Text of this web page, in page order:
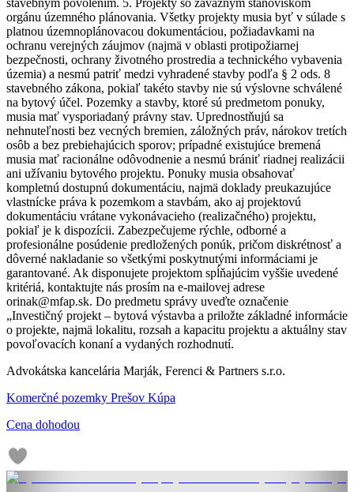
orgánu územného plánovania. Všetky projekty musia byť v súlade s
platnou územnoplánovacou dokumentáciou, požiadavkami na
ochranu verejných záujmov (najmä v oblasti protipožiarnej
bezpečnosti, ochrany životného prostredia a technického vybavenia
územia) a nesmú patriť medzi vyhradené stavby podľa § 2 ods. 8
stavebného zákona, pokiaľ takéto stavby nie sú výslovne schválené
na bytový účel. Pozemky a stavby, ktoré sú predmetom ponuky,
musia mať vysporiadaný právny stav. Uprednostňujú sa
nehnuteľnosti bez vecných bremien, záložných práv, nárokov tretích
osôb a bez prebiehajúcich sporov; prípadné existujúce bremená
musia mať racionálne odôvodnenie a nesmú brániť riadnej realizácii
ani užívaniu bytového projektu. Ponuky musia obsahovať
kompletnú dostupnú dokumentáciu, najmä doklady preukazujúce
vlastnícke práva k pozemkom a stavbám, ako aj projektovú
dokumentáciu vrátane vykonávacieho (realizačného) projektu,
pokiaľ je k dispozícii. Zabezpečujeme rýchle, odborné a
profesionálne posúdenie predložených ponúk, pričom diskrétnosť a
dôverné nakladanie so všetkými poskytnutými informáciami je
garantované. Ak disponujete projektom spĺňajúcim vyššie uvedené
kritériá, kontaktujte nás prosím na e-mailovej adrese
orinak@mfap.sk. Do predmetu správy uveďte označenie
„Investičný projekt – bytová výstavba a priložte základné informácie
o projekte, najmä lokalitu, rozsah a kapacitu projektu a aktuálny stav
povoľovacích konaní a vydaných rozhodnutí.
Advokátska kancelária Marják, Ferenci & Partners s.r.o.
Komerčné pozemky Prešov Kúpa
Cena dohodou